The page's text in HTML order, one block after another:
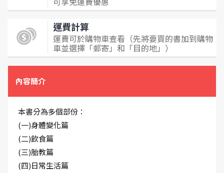
運費計算
運費可於購物車查看（先將要買的書加到購物
車並選擇「郵寄」和「目的地」）
內容簡介
本書分為多個部份：
(一)身體變化篇
(二)飲食篇
(三)胎教篇
(四)日常生活篇